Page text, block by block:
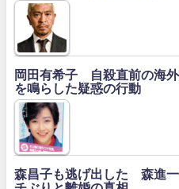
岡田有希子 自殺直前の海
を鳴らした疑惑の行動
森昌子も逃げ出した 森進